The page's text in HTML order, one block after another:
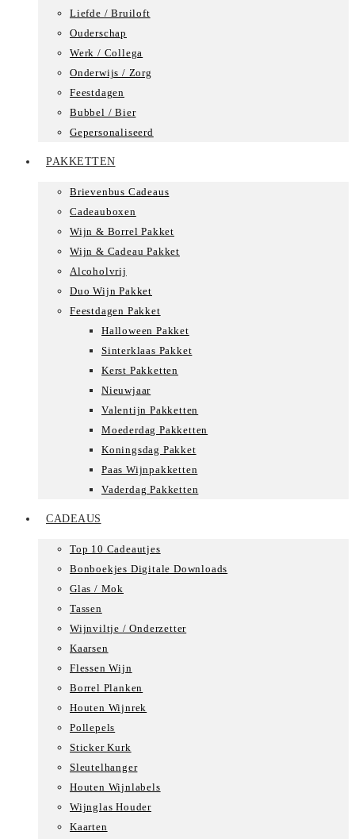
Liefde / Bruiloft
Ouderschap
Werk / Collega
Onderwijs / Zorg
Feestdagen
Bubbel / Bier
Gepersonaliseerd
PAKKETTEN
Brievenbus Cadeaus
Cadeauboxen
Wijn & Borrel Pakket
Wijn & Cadeau Pakket
Alcoholvrij
Duo Wijn Pakket
Feestdagen Pakket
Halloween Pakket
Sinterklaas Pakket
Kerst Pakketten
Nieuwjaar
Valentijn Pakketten
Moederdag Pakketten
Koningsdag Pakket
Paas Wijnpakketten
Vaderdag Pakketten
CADEAUS
Top 10 Cadeautjes
Bonboekjes Digitale Downloads
Glas / Mok
Tassen
Wijnviltje / Onderzetter
Kaarsen
Flessen Wijn
Borrel Planken
Houten Wijnrek
Pollepels
Sticker Kurk
Sleutelhanger
Houten Wijnlabels
Wijnglas Houder
Kaarten